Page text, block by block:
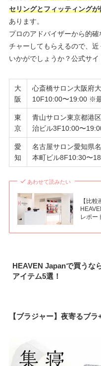
セリングとフィッティング
あります。
プロのアドバイザーから的
チャーしてもらえるので、
いかがでしょうか？公式サイ
大
阪
心斎橋サロン大阪府
10F10:00〜19:00 ※
東
京
青山サロン東京都港
治ビル3F10:00〜
愛
知
名古屋サロン愛知県
本町ビル8F10:30〜
あわせて読みたい
【比
レポー
HEAVEN Japanで買うな
アイテム5選！
【ブラジャー】夜寄るブ